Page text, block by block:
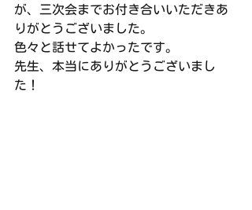
が、三次会までお付き合いいただきあ
りがとうございました。
色々と話せてよかったです。
先生、本当にありがとうございまし
た！